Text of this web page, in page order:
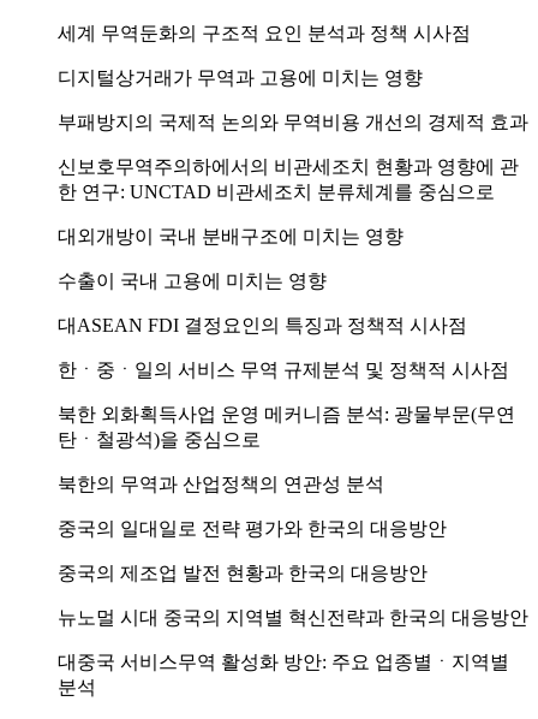
세계 무역둔화의 구조적 요인 분석과 정책 시사점
디지털상거래가 무역과 고용에 미치는 영향
부패방지의 국제적 논의와 무역비용 개선의 경제적 효과
신보호무역주의하에서의 비관세조치 현황과 영향에 관
한 연구: UNCTAD 비관세조치 분류체계를 중심으로
대외개방이 국내 분배구조에 미치는 영향
수출이 국내 고용에 미치는 영향
대ASEAN FDI 결정요인의 특징과 정책적 시사점
한ㆍ중ㆍ일의 서비스 무역 규제분석 및 정책적 시사점
북한 외화획득사업 운영 메커니즘 분석: 광물부문(무연
탄ㆍ철광석)을 중심으로
북한의 무역과 산업정책의 연관성 분석
중국의 일대일로 전략 평가와 한국의 대응방안
중국의 제조업 발전 현황과 한국의 대응방안
뉴노멀 시대 중국의 지역별 혁신전략과 한국의 대응방안
대중국 서비스무역 활성화 방안: 주요 업종별ㆍ지역별
분석